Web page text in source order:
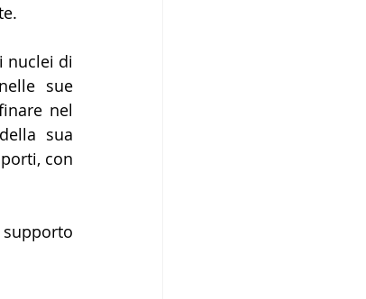
nuclei di
sue
nel
sua
con